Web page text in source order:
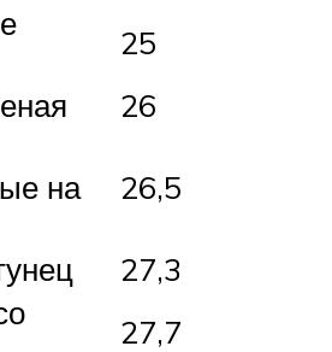
25
26
на
26,5
27,3
27,7